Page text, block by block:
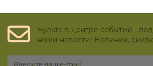
Будьте в центре событий -
наши новости! Новинки,